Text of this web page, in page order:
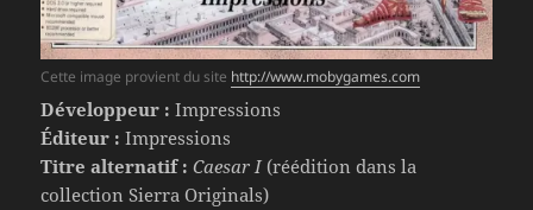
Cette image provient du site http://www.mobygames.com
Développeur : Impressions
Éditeur : Impressions
Titre alternatif : Caesar I(réédition dans la
collection Sierra Originals)